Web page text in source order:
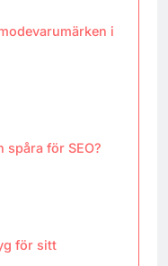
i
spåra för SEO?
för sitt